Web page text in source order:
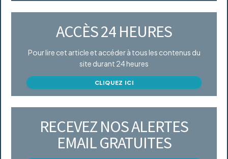
ACCÈS 24 HEURES
Pour lire cet article et accéder à tous les contenus du
site durant 24 heures
CLIQUEZ ICI
RECEVEZ NOS ALERTES
EMAIL GRATUITES